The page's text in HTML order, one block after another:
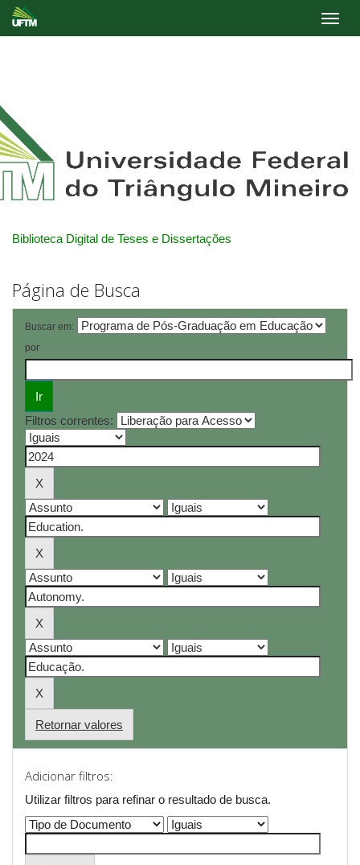
Biblioteca Digital de Teses e Dissertações
Página de Busca
Buscar em:
por
Filtros correntes:
Retornar valores
Adicionar filtros:
Utilizar filtros para refinar o resultado de busca.